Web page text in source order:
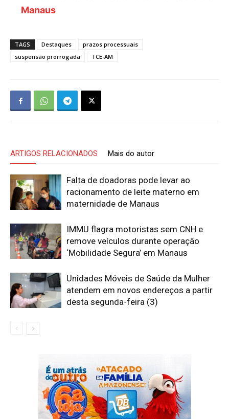
Manaus
TAGS Destaques
prazos processuais
suspensão prorrogada
TCE-AM
ARTIGOS RELACIONADOS Mais do autor
Falta de doadoras pode levar ao
racionamento de leite materno em
maternidade de Manaus
IMMU flagra motoristas sem CNH e
remove veículos durante operação
‘Mobilidade Segura’ em Manaus
Unidades Móveis de Saúde da Mulher
atendem em novos endereços a partir
desta segunda-feira (3)